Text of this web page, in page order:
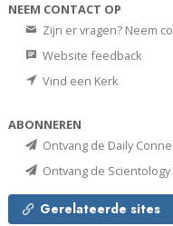
NEEM CONTACT OP
Zijn er vragen? Neem
Website feedback
Vind een Kerk
ABONNEREN
Ontvang de Daily
Ontvang de
Gerelateerde sites